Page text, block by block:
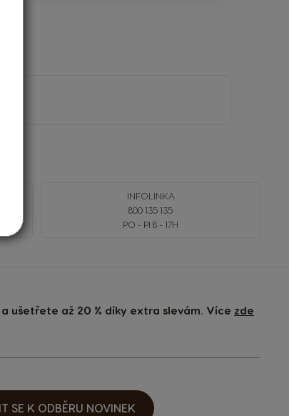
INFOLINKA
800 135 135
PO - PI 8 - 17H
a ušetřete až 20 % díky extra slevám. Více zde
SE K ODBĚRU NOVINEK